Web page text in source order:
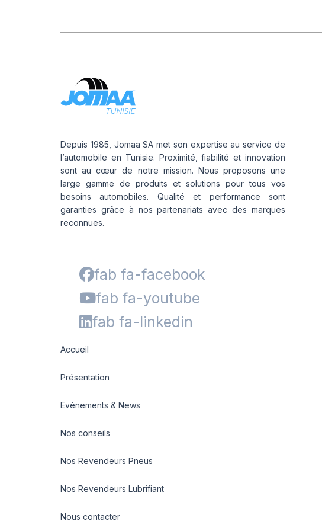
LC/R
LLA08
LLR666
LT/R
MAXMILER-X
MAXMILER EX
MAXMILER PRO
MAXMILLER-X
MAXWAY
R666
SN66
SUPER TRAVELLER 668
TRANSPRO
TRANSPRO 2
TRANSWAY
TRANSWAY2
TRNASWAY2
UTILITY 668
Depuis 1985, Jomaa SA met son expertise au service de
l’automobile en Tunisie. Proximité, fiabilité et innovation
sont au cœur de notre mission. Nous proposons une
large gamme de produits et solutions pour tous vos
besoins automobiles. Qualité et performance sont
garanties grâce à nos partenariats avec des marques
reconnues.
fab fa-facebook
fab fa-youtube
fab fa-linkedin
Accueil
Présentation
Evénements & News
Nos conseils
Nos Revendeurs Pneus
Nos Revendeurs Lubrifiant
Nous contacter